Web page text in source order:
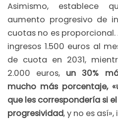
Asimismo, establece
aumento progresivo de
cuotas no es proporcional.
ingresos 1.500 euros al
de cuota en 2031,
2.000 euros, un 30%
mucho más porcentaje,
que les correspondería si
progresividad, y no es